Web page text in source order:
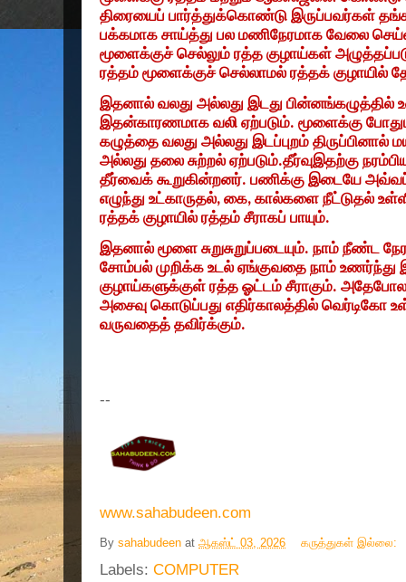
திரையைப் பார்த்துக்கொண்டு இருப்பவர்கள்
பக்கமாக சாய்த்து பல மணிநேரமாக வேலை
மூளைக்குச் செல்லும் ரத்த குழாய்கள்
ரத்தம் மூளைக்குச் செல்லாமல் ரத்தக் குழாயில்
இதனால் வலது அல்லது இடது பின்னங்கழுத்தில்
இதன்காரணமாக வலி ஏற்படும். மூளைக்கு
கழுத்தை வலது அல்லது இடப்புறம்
அல்லது தலை சுற்றல் ஏற்படும்.தீர்வுஇதற்கு
தீர்வைக் கூறுகின்றனர். பணிக்கு இடையே
எழுந்து உட்காருதல், கை, கால்களை நீட்டுதல்
ரத்தக் குழாயில் ரத்தம் சீராகப் பாயும்.
இதனால் மூளை சுறுசுறுப்படையும். நாம் நீண்ட
சோம்பல் முறிக்க உடல் ஏங்குவதை நாம்
குழாய்களுக்குள் ரத்த ஓட்டம் சீராகும்.
அசைவு கொடுப்பது எதிர்காலத்தில் வெர்டிகோ
வருவதைத் தவிர்க்கும்.
--
www.sahabudeen.com
By sahabudeen at ஆகஸ்ட் 03, 2026 கருத்துகள் இல்லை:
Labels: COMPUTER